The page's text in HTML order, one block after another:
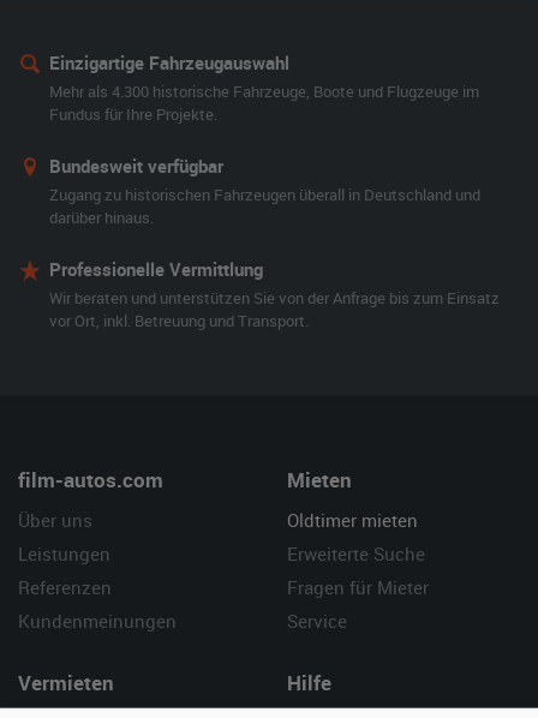
Einzigartige Fahrzeugauswahl
Mehr als 4.300 historische Fahrzeuge, Boote und Flugzeuge im
Fundus für Ihre Projekte.
Bundesweit verfügbar
Zugang zu historischen Fahrzeugen überall in Deutschland und
darüber hinaus.
Professionelle Vermittlung
Wir beraten und unterstützen Sie von der Anfrage bis zum Einsatz
vor Ort, inkl. Betreuung und Transport.
film-autos.com
Über uns
Leistungen
Referenzen
Kundenmeinungen
Mieten
Oldtimer mieten
Erweiterte Suche
Fragen für Mieter
Service
Vermieten Hilfe